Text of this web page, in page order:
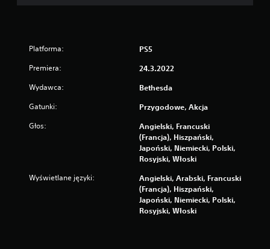
i
z
Platforma: PS5
Premiera: 24.3.2022
Wydawca: Bethesda
Gatunki: Przygodowe, Akcja
Głos:
Angielski, Francuski
(Francja), Hiszpański,
Japoński, Niemiecki, Polski,
Rosyjski, Włoski
Wyświetlane języki:
Angielski, Arabski, Francuski
(Francja), Hiszpański,
Japoński, Niemiecki, Polski,
Rosyjski, Włoski